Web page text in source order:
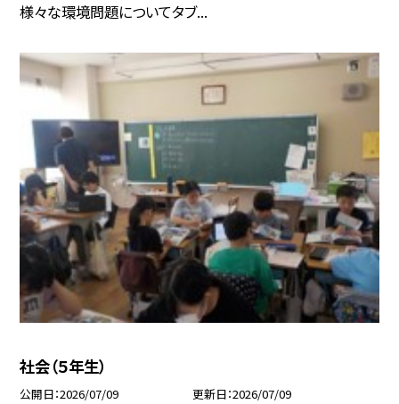
様々な環境問題についてタブ...
社会（５年生）
公開日 2026/07/09 更新日 2026/07/09